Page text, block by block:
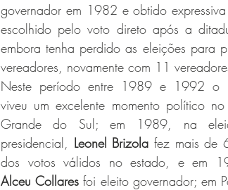
governador em 1982 e obtido
escolhido pelo voto direto após a
embora tenha perdido as eleições para
vereadores, novamente com 11
Neste período entre 1989 e 1992 o
viveu um excelente momento político no
Grande do Sul; em 1989, na
presidencial, Leonel Brizola fez mais de
Alceu Collares foi eleito governador; em